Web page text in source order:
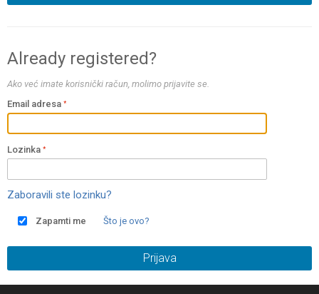
Already registered?
Ako već imate korisnički račun, molimo prijavite se.
Email adresa
Lozinka
Zaboravili ste lozinku?
Zapamti me Što je ovo?
Prijava